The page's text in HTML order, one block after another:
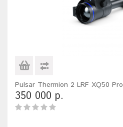
Pulsar Thermion 2 LRF XQ50 Pro
350 000 р.